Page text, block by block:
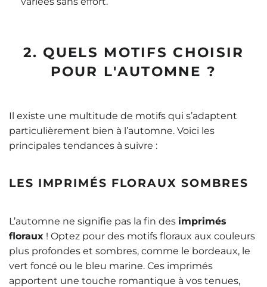
2. QUELS MOTIFS CHOISIR
POUR L'AUTOMNE ?
Il existe une multitude de motifs qui s’adaptent
particulièrement bien à l’automne. Voici les
principales tendances à suivre :
LES IMPRIMÉS FLORAUX SOMBRES
L’automne ne signifie pas la fin des imprimés
floraux ! Optez pour des motifs floraux aux couleurs
plus profondes et sombres, comme le bordeaux, le
vert foncé ou le bleu marine. Ces imprimés
apportent une touche romantique à vos tenues,